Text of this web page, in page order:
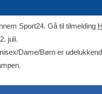
Sport24. Gå til tilmelding
juli.
Dame/Børn er